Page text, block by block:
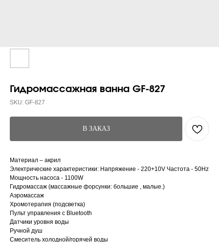
Гидромассажная ванна GF-827
SKU: GF-827
В ЗАКАЗ
Материал – акрил
Электрические характеристики: Напряжение - 220+10V Частота - 50Hz
Мощность насоса - 1100W
Гидромассаж (массажные форсунки: большие , малые.)
Аэромассаж
Хромотерапия (подсветка)
Пульт управления с Bluetooth
Датчики уровня воды
Ручной душ
Смеситель холодной/горячей воды